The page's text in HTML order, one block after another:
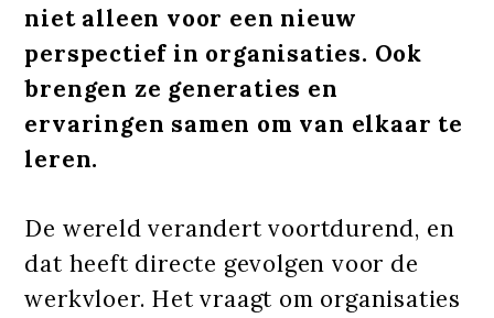
niet alleen voor een nieuw
perspectief in organisaties. Ook
brengen ze generaties en
ervaringen samen om van elkaar te
leren.
De wereld verandert voortdurend, en
dat heeft directe gevolgen voor de
werkvloer. Het vraagt om organisaties